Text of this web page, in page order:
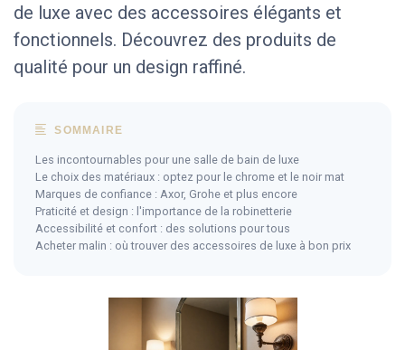
de luxe avec des accessoires élégants et
fonctionnels. Découvrez des produits de
qualité pour un design raffiné.
SOMMAIRE
Les incontournables pour une salle de bain de luxe
Le choix des matériaux : optez pour le chrome et le noir mat
Marques de confiance : Axor, Grohe et plus encore
Praticité et design : l'importance de la robinetterie
Accessibilité et confort : des solutions pour tous
Acheter malin : où trouver des accessoires de luxe à bon prix